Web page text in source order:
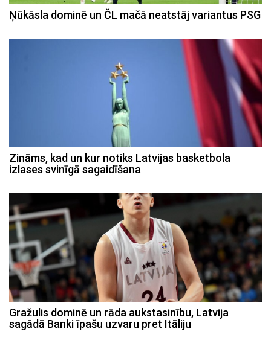
Ņūkāsla dominē un ČL mačā neatstāj variantus PSG
Zināms, kad un kur notiks Latvijas basketbola
izlases svinīgā sagaidīšana
Gražulis dominē un rāda aukstasinību, Latvija
sagādā Banki īpašu uzvaru pret Itāliju